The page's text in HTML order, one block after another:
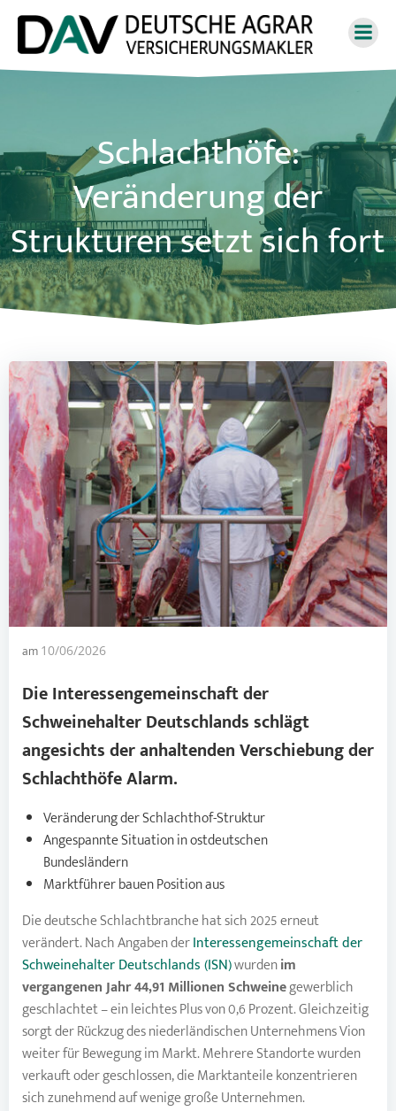
Zum
Inhalt
springen
Schlachthöfe:
Veränderung der
Strukturen setzt sich fort
am 10/06/2026
Die Interessengemeinschaft der
Schweinehalter Deutschlands schlägt
angesichts der anhaltenden Verschiebung der
SchlachthöfeAlarm.
Veränderung der Schlachthof-Struktur
Angespannte Situation in ostdeutschen
Bundesländern
Marktführer bauen Position aus
Die deutsche Schlachtbranche hat sich 2025 erneut
verändert. Nach Angaben derInteressengemeinschaft der
Schweinehalter Deutschlands (ISN)wurdenim
vergangenen Jahr 44,91 Millionen Schweinegewerblich
geschlachtet – ein leichtes Plus von 0,6 Prozent. Gleichzeitig
sorgt der Rückzug des niederländischen Unternehmens Vion
weiter für Bewegung im Markt. Mehrere Standorte wurden
verkauft oder geschlossen, die Marktanteile konzentrieren
sich zunehmend auf wenige große Unternehmen.